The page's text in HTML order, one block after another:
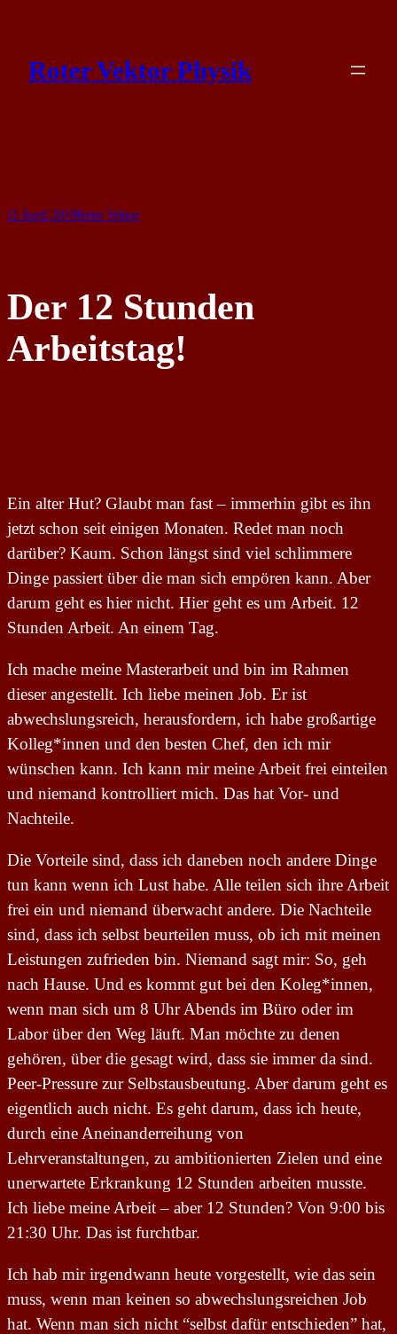
content
Roter Vektor Physik
11 April 2019Roter Vektor
Der 12 Stunden
Arbeitstag!
Ein alter Hut? Glaubt man fast – immerhin gibt es ihn
jetzt schon seit einigen Monaten. Redet man noch
darüber? Kaum. Schon längst sind viel schlimmere
Dinge passiert über die man sich empören kann. Aber
darum geht es hier nicht. Hier geht es um Arbeit. 12
Stunden Arbeit. An einem Tag.
Ich mache meine Masterarbeit und bin im Rahmen
dieser angestellt. Ich liebe meinen Job. Er ist
abwechslungsreich, herausfordern, ich habe großartige
Kolleg*innen und den besten Chef, den ich mir
wünschen kann. Ich kann mir meine Arbeit frei einteilen
und niemand kontrolliert mich. Das hat Vor- und
Nachteile.
Die Vorteile sind, dass ich daneben noch andere Dinge
tun kann wenn ich Lust habe. Alle teilen sich ihre Arbeit
frei ein und niemand überwacht andere. Die Nachteile
sind, dass ich selbst beurteilen muss, ob ich mit meinen
Leistungen zufrieden bin. Niemand sagt mir: So, geh
nach Hause. Und es kommt gut bei den Koleg*innen,
wenn man sich um 8 Uhr Abends im Büro oder im
Labor über den Weg läuft. Man möchte zu denen
gehören, über die gesagt wird, dass sie immer da sind.
Peer-Pressure zur Selbstausbeutung. Aber darum geht es
eigentlich auch nicht. Es geht darum, dass ich heute,
durch eine Aneinanderreihung von
Lehrveranstaltungen, zu ambitionierten Zielen und eine
unerwartete Erkrankung 12 Stunden arbeiten musste.
Ich liebe meine Arbeit – aber 12 Stunden? Von 9:00 bis
21:30 Uhr. Das ist furchtbar.
Ich hab mir irgendwann heute vorgestellt, wie das sein
muss, wenn man keinen so abwechslungsreichen Job
hat. Wenn man sich nicht “selbst dafür entschieden” hat,